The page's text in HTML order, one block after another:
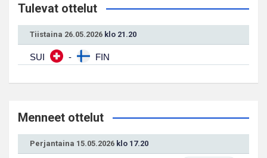
Tulevat ottelut
Tiistaina 26.05.2026 klo 21.20
SUI - FIN
Menneet ottelut
Perjantaina 15.05.2026 klo 17.20